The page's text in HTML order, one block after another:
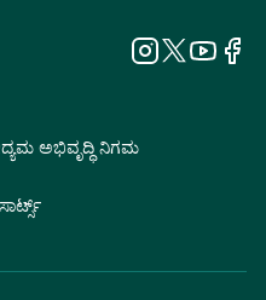
ಅಭಿವೃದ್ಧಿ ನಿಗಮ